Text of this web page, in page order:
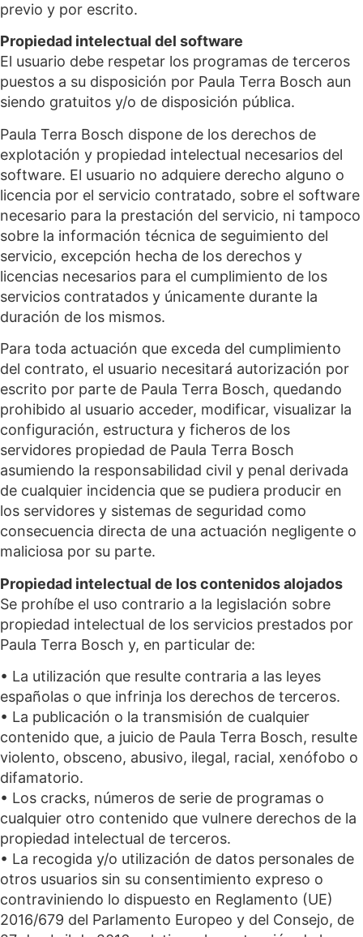
previo y por escrito.
Propiedad intelectual del software
El usuario debe respetar los programas de terceros
puestos a su disposición por Paula Terra Bosch aun
siendo gratuitos y/o de disposición pública.
Paula Terra Bosch dispone de los derechos de
explotación y propiedad intelectual necesarios del
software. El usuario no adquiere derecho alguno o
licencia por el servicio contratado, sobre el software
necesario para la prestación del servicio, ni tampoco
sobre la información técnica de seguimiento del
servicio, excepción hecha de los derechos y
licencias necesarios para el cumplimiento de los
servicios contratados y únicamente durante la
duración de los mismos.
Para toda actuación que exceda del cumplimiento
del contrato, el usuario necesitará autorización por
escrito por parte de Paula Terra Bosch, quedando
prohibido al usuario acceder, modificar, visualizar la
configuración, estructura y ficheros de los
servidores propiedad de Paula Terra Bosch
asumiendo la responsabilidad civil y penal derivada
de cualquier incidencia que se pudiera producir en
los servidores y sistemas de seguridad como
consecuencia directa de una actuación negligente o
maliciosa por su parte.
Propiedad intelectual de los contenidos alojados
Se prohíbe el uso contrario a la legislación sobre
propiedad intelectual de los servicios prestados por
Paula Terra Bosch y, en particular de:
• La utilización que resulte contraria a las leyes
españolas o que infrinja los derechos de terceros.
• La publicación o la transmisión de cualquier
contenido que, a juicio de Paula Terra Bosch, resulte
violento, obsceno, abusivo, ilegal, racial, xenófobo o
difamatorio.
• Los cracks, números de serie de programas o
cualquier otro contenido que vulnere derechos de la
propiedad intelectual de terceros.
• La recogida y/o utilización de datos personales de
otros usuarios sin su consentimiento expreso o
contraviniendo lo dispuesto en Reglamento (UE)
2016/679 del Parlamento Europeo y del Consejo, de